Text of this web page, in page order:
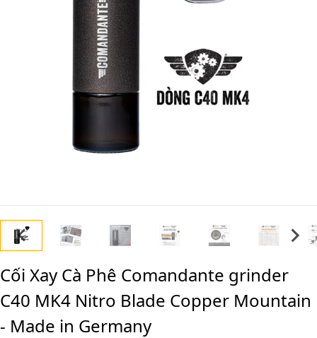
Cối Xay Cà Phê Comandante grinder
C40 MK4 Nitro Blade Copper Mountain
- Made in Germany